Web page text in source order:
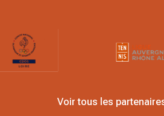
Voir tous les